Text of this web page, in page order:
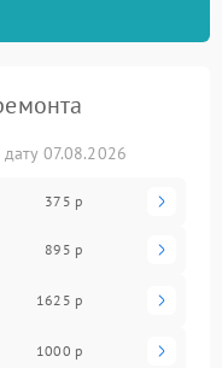
07.08.2026
375 р
895 р
1625 р
1000 р